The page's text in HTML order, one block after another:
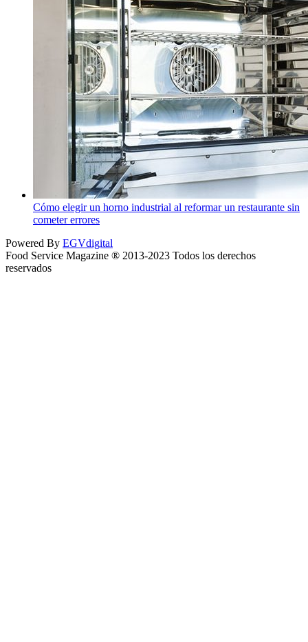
Cómo elegir un horno industrial al reformar un restaurante sin
cometer errores
Powered By EGVdigital
Food Service Magazine ® 2013-2023 Todos los derechos
reservados